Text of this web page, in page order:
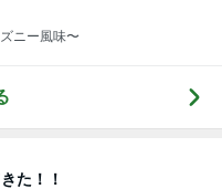
盆の予定